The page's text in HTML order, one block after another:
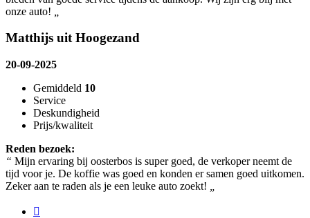
onze auto!
Matthijs uit Hoogezand
20-09-2025
Gemiddeld 10
Service
Deskundigheid
Prijs/kwaliteit
Reden bezoek:
“ Mijn ervaring bij oosterbos is super goed, de verkoper neemt de
tijd voor je. De koffie was goed en konden er samen goed uitkomen.
Zeker aan te raden als je een leuke auto zoekt!